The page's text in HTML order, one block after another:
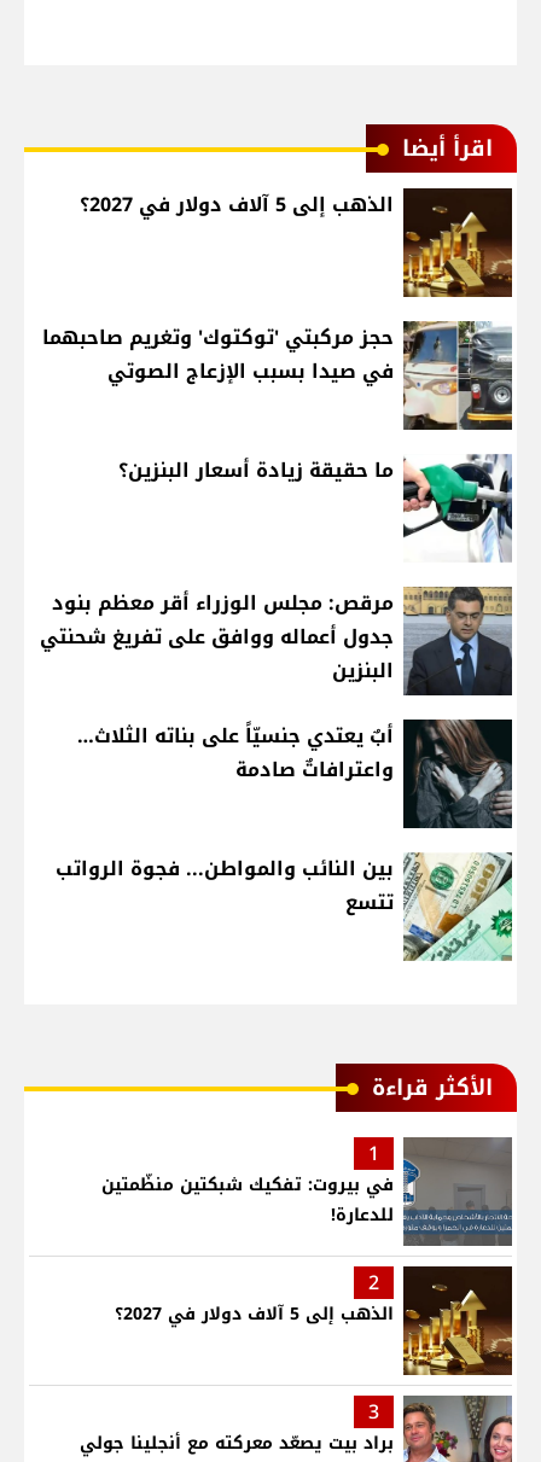
اقرأ أيضا
الذهب إلى 5 آلاف دولار في 2027؟
حجز مركبتي 'توكتوك' وتغريم صاحبهما
في صيدا بسبب الإزعاج الصوتي
ما حقيقة زيادة أسعار البنزين؟
مرقص: مجلس الوزراء أقر معظم بنود
جدول أعماله ووافق على تفريغ شحنتي
البنزين
أبٌ يعتدي جنسيّاً على بناته الثلاث…
واعترافاتٌ صادمة
بين النائب والمواطن... فجوة الرواتب
تتسع
الأكثر قراءة
1
في بيروت: تفكيك شبكتين منظّمتين
للدعارة!
2
الذهب إلى 5 آلاف دولار في 2027؟
3
براد بيت يصعّد معركته مع أنجلينا جولي